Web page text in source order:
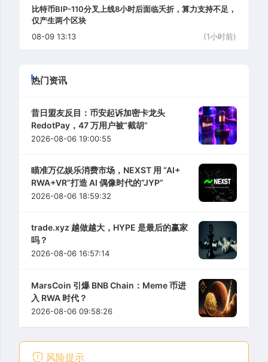
比特币BIP-110分叉上线8小时后面临夭折，算力支持不足，
仅产生两个区块
08-09 13:13
(1小时前)
热门资讯
昔日盟友反目：币安起诉加密卡龙头
RedotPay，47 万用户被“截胡”
2026-08-06 19:00:55
瞄准万亿娱乐消费市场，NEXST 用 “AI+
RWA+VR”打造 AI 偶像时代的“JYP”
2026-08-06 18:59:32
trade.xyz 越做越大，HYPE 是最后的赢家
吗？
2026-08-06 16:57:14
MarsCoin 引爆 BNB Chain：Meme 币进
入 RWA 时代？
2026-08-06 09:58:26
风险提示